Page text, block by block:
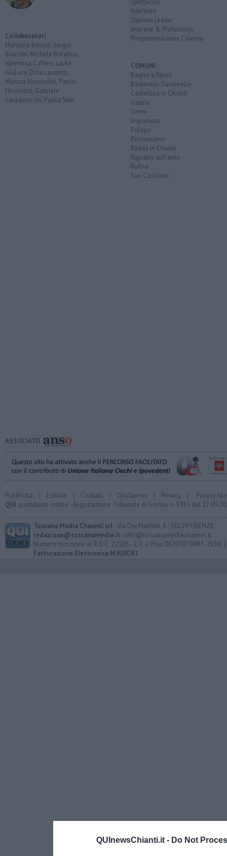
QUInewsChianti.it - Do Not
Collaboratori
Marcella Bitozzi, Sergio
Braccini, Michele Bufalino,
Valentina Caffieri, Linda
Giuliani, Dina Laurenzi,
Monica Nocciolini, Paolo
Nocentini, Gabriele
Santarnecchi, Paola Silvi.
Spettacoli
Interviste
Opinion Leader
Imprese & Professioni
Programmazione Cinema
COMUNI
Bagno a Ripoli
Barberino-Tavarnelle
Castellina in Chianti
Gaiole
Greve
Impruneta
Pelago
Pontassieve
Radda in Chianti
Rignano sull'arno
Rufina
San Casciano
ASSOCIATO
Pubblicità | Editore | Contatti | Disclaimer | Privacy | Privacy
QUI quotidiano online - Registrazione Tribunale di Firenze n. 5935 del
Toscana Media Channel srl- Via Dei Martelli, 8 - 50129 FIRENZE
redazione@toscanamedia.it - info@toscanamediachannel.it
Numero Iscrizione al R.O.C: 22105 - C.F. e P.Iva: 06207870483 - ISSN
Fatturazione Elettronica M5UXCR1